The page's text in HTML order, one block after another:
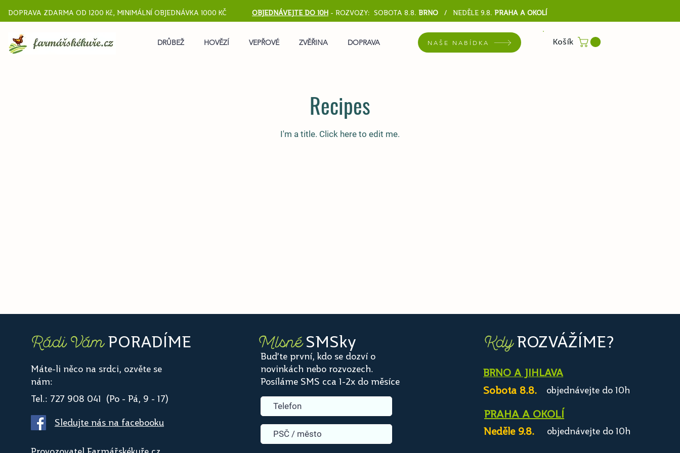
DOPRAVA ZDARMA OD 1200 Kč, MINIMÁLNÍ OBJEDNÁVKA 1000 KČ OBJEDNÁVEJTE DO 10H - ROZVOZY: SOBOTA 8.8. BRNO / NEDĚLE 9.8. PRAHA A OKOLÍ
DRŮBEŽ HOVĚZÍ VEPŘOVÉ ZVĚŘINA DOPRAVA NAŠE NABÍDKA Košík
Recipes
I'm a title. ​Click here to edit me.
Rádi VámPORADÍME
Máte-li něco na srdci, ozvěte se
nám:
Tel.: 727 908 041 (Po - Pá, 9 - 17)
Sledujte nás na facebooku
MlsnéSMSky
Buďte první, kdo se dozví o
novinkách nebo rozvozech.
Posíláme SMS cca 1-2x do měsíce
Kdy ROZVÁŽÍME?
BRNO A JIHLAVA
Sobota 8.8.
objednávejte do 10h
PRAHA A OKOLÍ
Neděle 9.8. objednávejte do 10h